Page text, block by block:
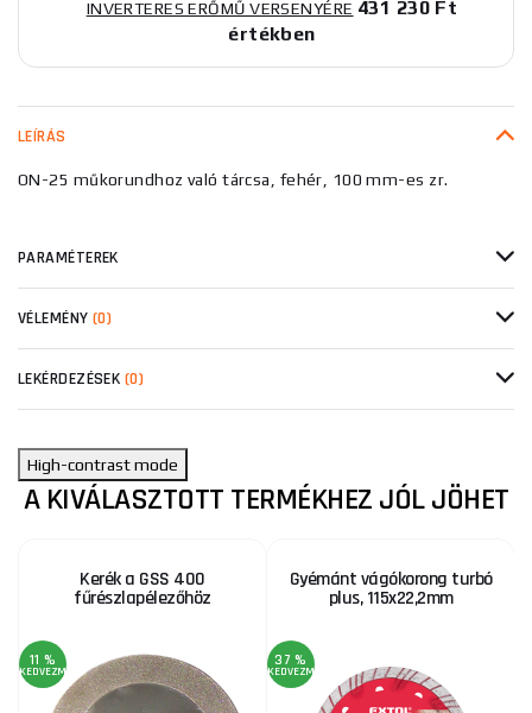
INVERTERES ERŐMŰ VERSENYÉRE 431 230 Ft
értékben
LEÍRÁS
ON-25 műkorundhoz való tárcsa, fehér, 100 mm-es zr.
PARAMÉTEREK
VÉLEMÉNY (0)
LEKÉRDEZÉSEK (0)
High-contrast mode
A KIVÁLASZTOTT TERMÉKHEZ JÓL JÖHET
Kerék a GSS 400
fűrészlapélezőhöz
11 %
KEDVEZMÉNY
Gyémánt vágókorong turbó
plus, 115x22,2mm
37 %
KEDVEZMÉNY